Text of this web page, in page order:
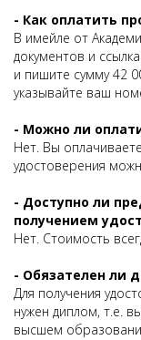
- Как оплатить
В имейле от
документов и
и пишите сумму 42
указывайте ваш
- Можно ли
Нет. Вы
удостоверения
- Доступно ли
получением
Нет. Стоимость
- Обязателен ли
Для получения
нужен диплом, т.е.
высшем